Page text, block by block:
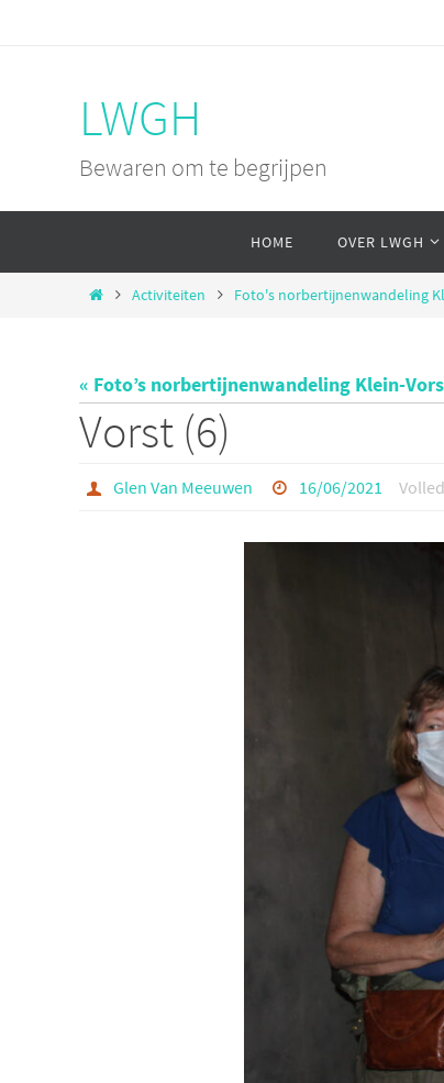
LWGH
Bewaren om te begrijpen
de
HOME OVER LWGH
HomeActiviteiten Foto's norbertijnenwandeling
« Foto’s norbertijnenwandeling Klein-
Vorst (6)
Glen Van Meeuwen 16/06/2021